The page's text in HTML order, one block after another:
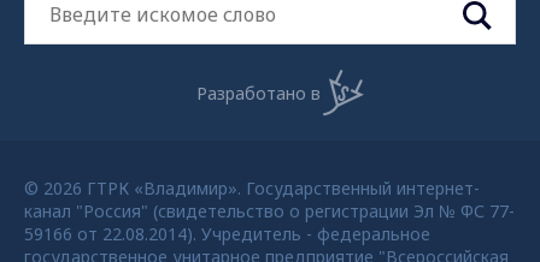
Разработано в
© 2026 ГТРК «Владимир». Государственный интернет-
канал "Россия" (свидетельство о регистрации Эл № ФС 77-
59166 от 22.08.2014). Учредитель - федеральное
государственное унитарное предприятие "Всероссийская